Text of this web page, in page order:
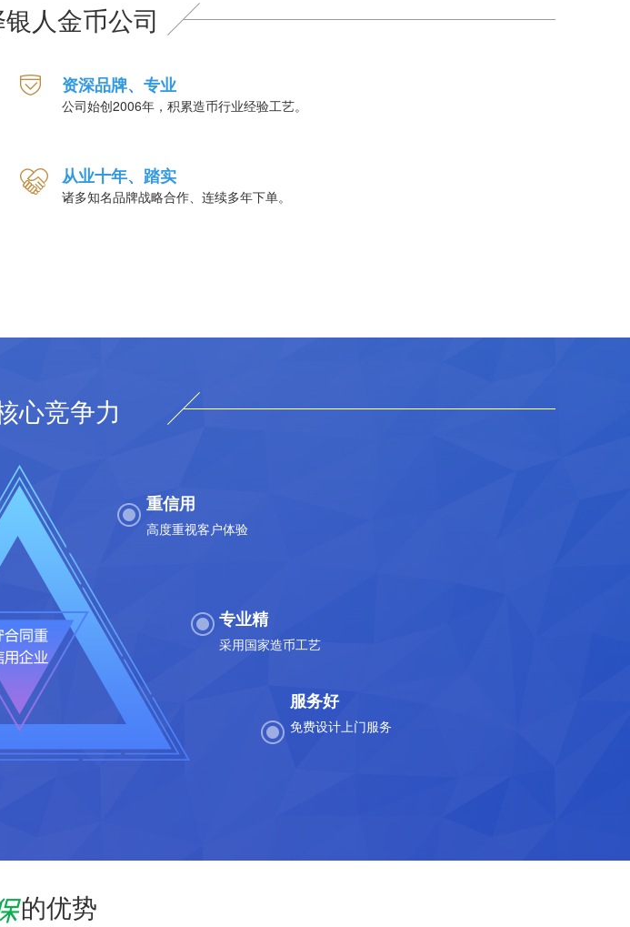
人金币公司
资深品牌、专业
公司始创2006年，积累造币行业经验工艺。
从业十年、踏实
诸多知名品牌战略合作、连续多年下单。
心竞争力
重信用
高度重视客户体验
专业精
采用国家造币工艺
服务好
免费设计上门服务
的优势